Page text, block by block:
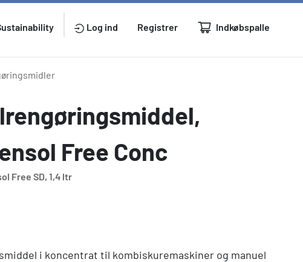
Log ind Registrer Indkøbspalle
Free Conc
Free SD, 1,4 ltr
i koncentrat til kombiskuremaskiner og manuel